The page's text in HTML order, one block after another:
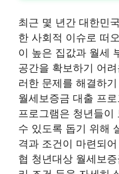
최근 몇 년간 대한민
한 사회적 이슈로 떠
이 높은 집값과 월세
공간을 확보하기 어
러한 문제를 해결하
월세보증금 대출 프
프로그램은 청년들이
수 있도록 돕기 위해
격과 조건이 마련되
협 청년대상 월세보